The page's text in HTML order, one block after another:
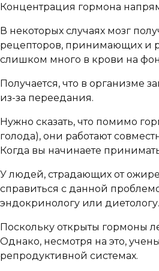
Концентрация гормона
В некоторых случаях мозг
рецепторов, принимающих и
слишком много в крови на
Получается, что в организме
из-за переедания.
Нужно сказать, что помимо
голода), они работают
Когда вы начинаете
У людей, страдающих от
справиться с данной
эндокринологу или диетологу.
Поскольку открыты гормоны
Однако, несмотря на это,
репродуктивной системах.